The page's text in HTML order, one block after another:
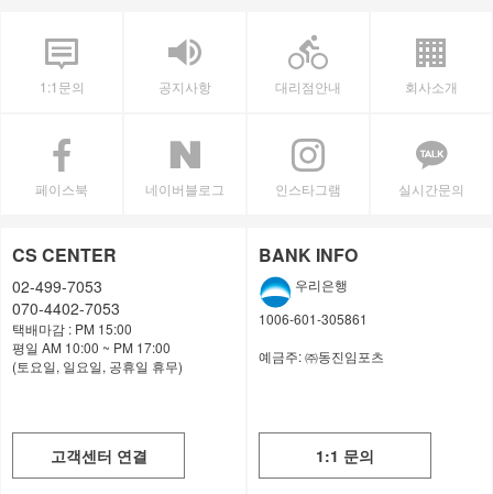
1:1문의 공지사항 대리점안내 회사소개
페이스북 네이버블로그 인스타그램 실시간문의
CS CENTER
02-499-7053
070-4402-7053
택배마감 : PM 15:00
평일 AM 10:00 ~ PM 17:00
(토요일, 일요일, 공휴일 휴무)
고객센터 연결
BANK INFO
우리은행
1006-601-305861
예금주:㈜동진임포츠
1:1 문의